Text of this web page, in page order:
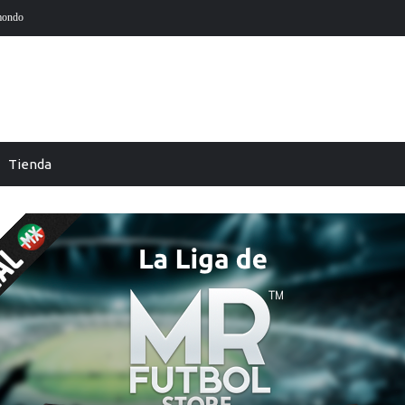
Sports en futmondo
Tienda